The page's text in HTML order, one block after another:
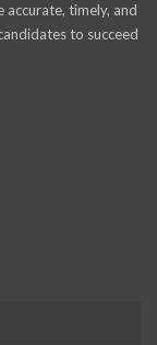
timely, and
to succeed